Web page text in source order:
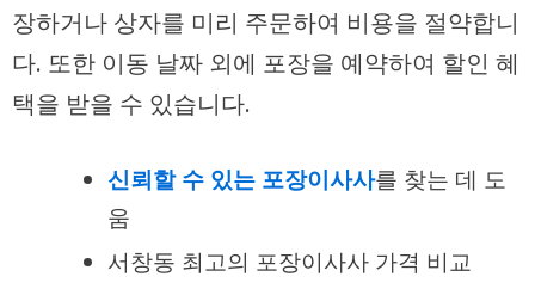
장하거나 상자를 미리 주문하여 비용을 절약합니
다. 또한 이동 날짜 외에 포장을 예약하여 할인 혜
택을 받을 수 있습니다.
신뢰할 수 있는 포장이사사를 찾는 데 도
움
서창동 최고의 포장이사사 가격 비교